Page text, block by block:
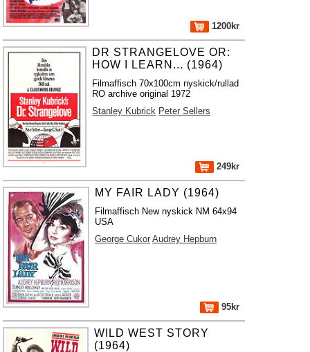
1200kr
DR STRANGELOVE OR:
HOW I LEARN... (1964)
Filmaffisch 70x100cm nyskick/rullad
RO archive original 1972
Stanley Kubrick Peter Sellers
249kr
MY FAIR LADY (1964)
Filmaffisch New nyskick NM 64x94
USA
George Cukor Audrey Hepburn
95kr
WILD WEST STORY
(1964)